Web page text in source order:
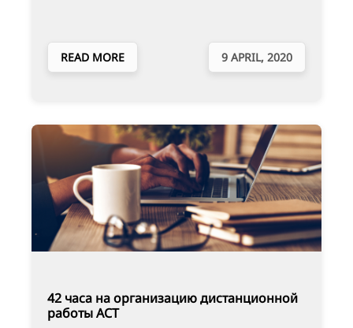
READ MORE 9 APRIL, 2020
42 часа на организацию дистанционной
работы АСТ